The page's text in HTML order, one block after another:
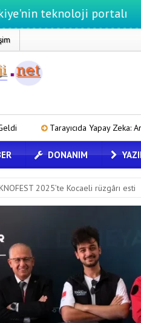
portalı
Zeka: Android Chrome’a Gemini
DONANIM
2025’te Kocaeli rüzgârı esti